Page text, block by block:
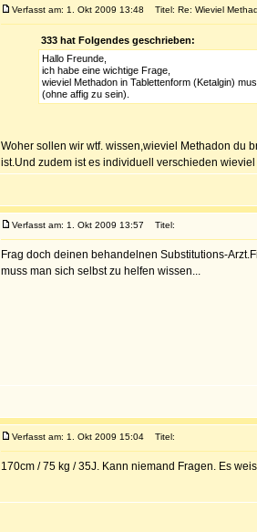
Verfasst am: 1. Okt 2009 13:48 Titel: Re: Wieviel
333 hat Folgendes geschrieben:
Hallo Freunde,
ich habe eine wichtige Frage,
wieviel Methadon in Tablettenform (Ketalgin)
(ohne affig zu sein).
Woher sollen wir wtf. wissen,wieviel Methadon du
ist.Und zudem ist es individuell verschieden
Verfasst am: 1. Okt 2009 13:57 Titel:
Frag doch deinen behandelnen Substitutions-
muss man sich selbst zu helfen wissen...
Verfasst am: 1. Okt 2009 15:04 Titel:
170cm / 75 kg / 35J. Kann niemand Fragen. Es